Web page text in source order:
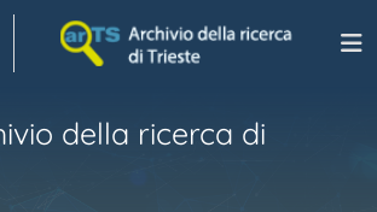
della ricerca di